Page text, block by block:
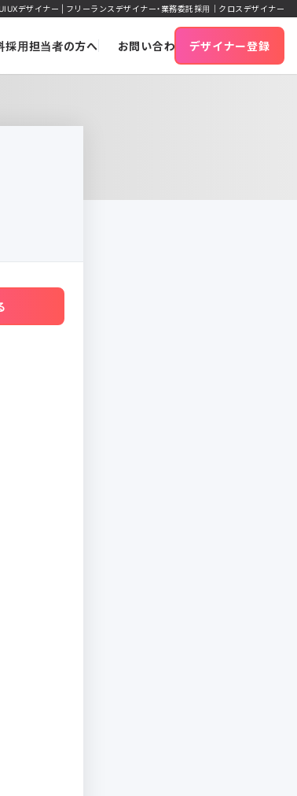
デザイナー | フリーランスデザイナー・業務委託採用｜クロスデザイナー
採用担当者の方へ お問い合わせ デザイナー登録